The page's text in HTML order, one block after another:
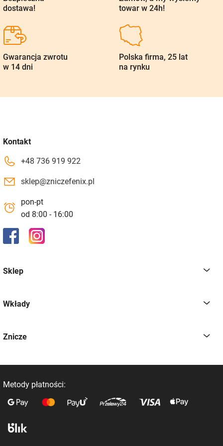
dostawa!
towar w 24h!
Gwarancja zwrotu
w 14 dni
Polska firma, 25 lat
na rynku
Kontakt
+48 736 919 922
sklep@zniczefenix.pl
pon-pt
od 8:00 - 16:00
Sklep
Wkłady
Znicze
Metody płatności: